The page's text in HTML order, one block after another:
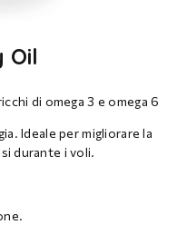
Oil
di omega 3 e omega 6
Ideale per migliorare la
durante i voli.